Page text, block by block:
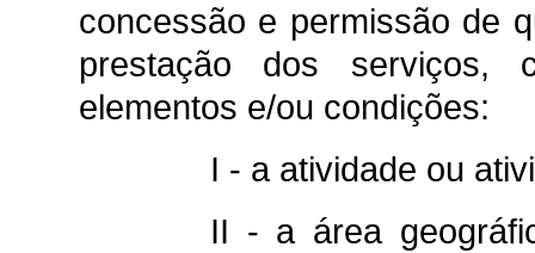
concessão e permissão de
prestação dos serviços,
elementos e/ou condições:
I - a atividade ou
II - a área